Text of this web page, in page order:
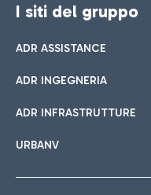
I siti del gruppo
ADR ASSISTANCE
ADR INGEGNERIA
ADR INFRASTRUTTURE
URBANV